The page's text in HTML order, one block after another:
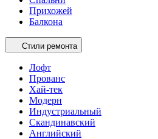
Прихожей
Балкона
Стили ремонта
Лофт
Прованс
Хай-тек
Модерн
Индустриальный
Скандинавский
Английский